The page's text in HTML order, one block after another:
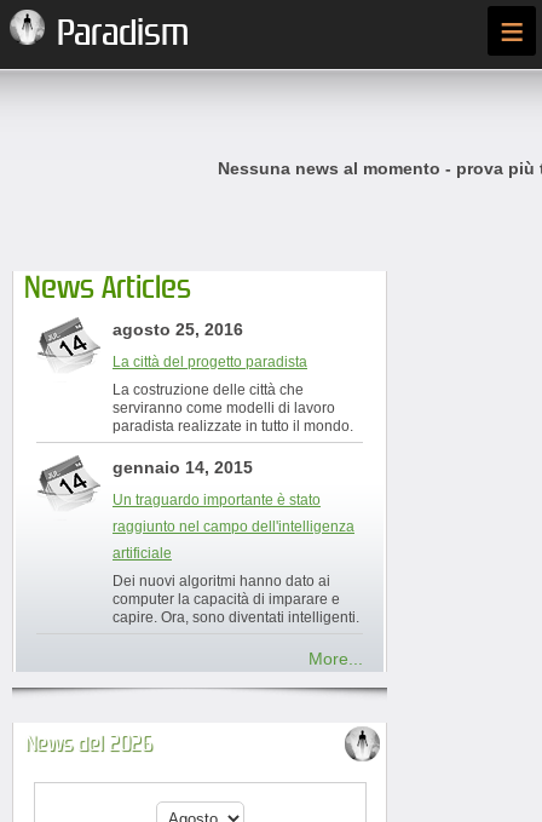
Paradism ≡
Nessuna news al momento - prova più
News Articles
agosto 25, 2016
La città del progetto paradista
La costruzione delle città che
serviranno come modelli di lavoro
paradista realizzate in tutto il mondo.
gennaio 14, 2015
Un traguardo importante è stato
raggiunto nel campo dell'intelligenza
artificiale
Dei nuovi algoritmi hanno dato ai
computer la capacità di imparare e
capire. Ora, sono diventati intelligenti.
More...
News del 2026